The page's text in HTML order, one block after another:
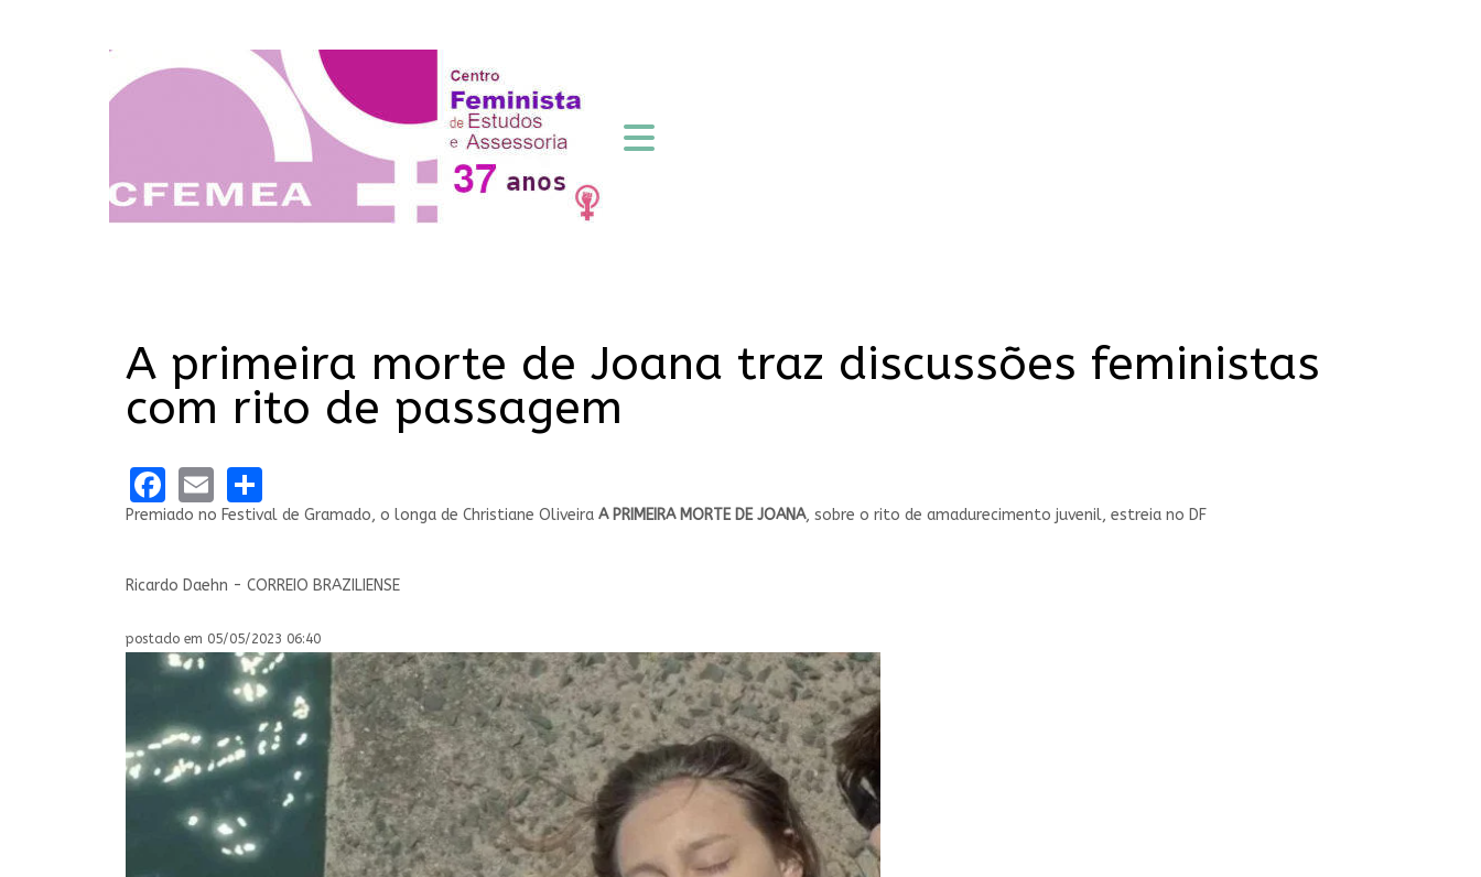
A primeira morte de Joana traz discussões feministas
com rito de passagem
Facebook
Email
Premiado no Festival de Gramado, o longa de Christiane Oliveira A PRIMEIRA MORTE DE JOANA, sobre o rito de amadurecimento juvenil, estreia no DF
Ricardo Daehn - CORREIO BRAZILIENSE
postado em 05/05/2023 06:40